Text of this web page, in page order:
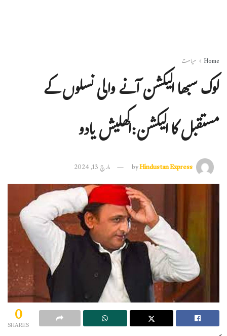
Home سیاست
لوک سبھا الیکشن آنے والی نسلوں کے
مستقبل کا الیکشن:اکھلیش یادو
byHindustan Express مارچ 13, 2024
0
SHARES